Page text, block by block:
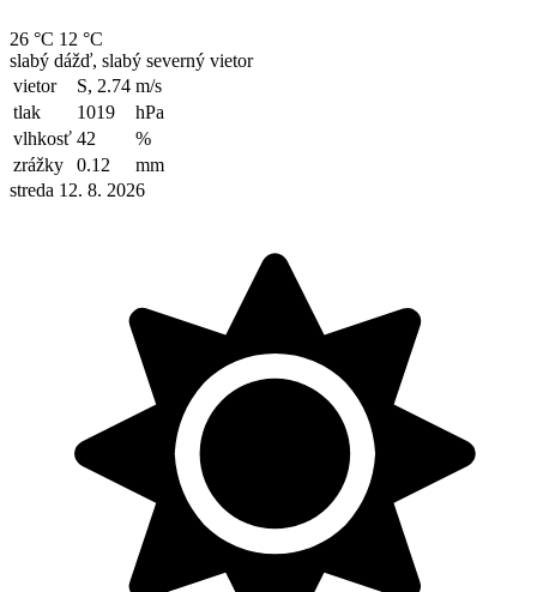
26 °C 12 °C
slabý dážď, slabý severný vietor
vietor
S, 2.74 m/s
tlak
1019
hPa
vlhkosť 42
%
zrážky
0.12
mm
streda 12. 8. 2026